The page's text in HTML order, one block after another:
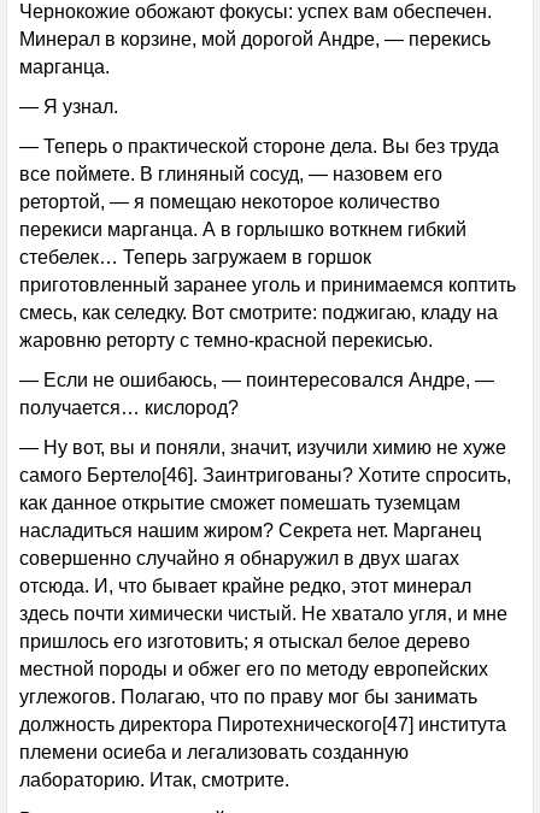
Чернокожие обожают фокусы: успех вам обеспечен.
Минерал в корзине, мой дорогой Андре, — перекись
марганца.
— Я узнал.
— Теперь о практической стороне дела. Вы без труда
все поймете. В глиняный сосуд, — назовем его
ретортой, — я помещаю некоторое количество
перекиси марганца. А в горлышко воткнем гибкий
стебелек… Теперь загружаем в горшок
приготовленный заранее уголь и принимаемся коптить
смесь, как селедку. Вот смотрите: поджигаю, кладу на
жаровню реторту с темно-красной перекисью.
— Если не ошибаюсь, — поинтересовался Андре, —
получается… кислород?
— Ну вот, вы и поняли, значит, изучили химию не хуже
самого Бертело[46]. Заинтригованы? Хотите спросить,
как данное открытие сможет помешать туземцам
насладиться нашим жиром? Секрета нет. Марганец
совершенно случайно я обнаружил в двух шагах
отсюда. И, что бывает крайне редко, этот минерал
здесь почти химически чистый. Не хватало угля, и мне
пришлось его изготовить; я отыскал белое дерево
местной породы и обжег его по методу европейских
углежогов. Полагаю, что по праву мог бы занимать
должность директора Пиротехнического[47] института
племени осиеба и легализовать созданную
лабораторию. Итак, смотрите.